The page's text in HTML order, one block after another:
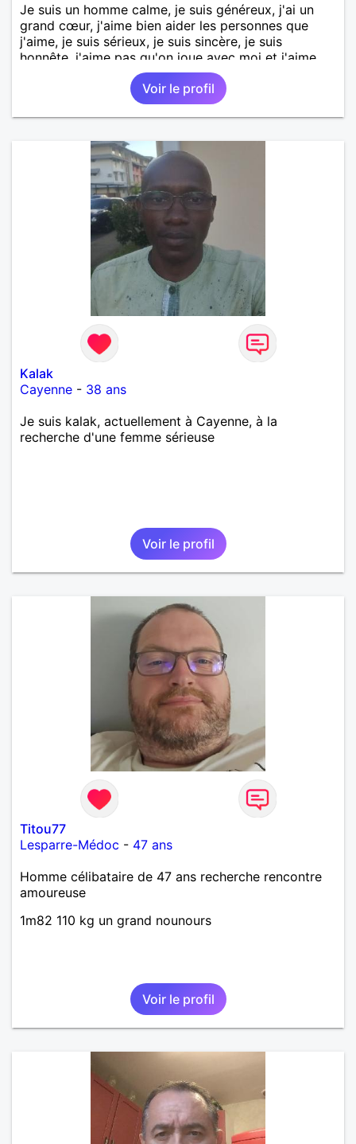
Je suis un homme calme, je suis généreux, j'ai un
grand cœur, j'aime bien aider les personnes que
j'aime, je suis sérieux, je suis sincère, je suis
honnête, j'aime pas qu'on joue avec moi et j'aime
pas les mensonges. Je cherche une relation
amoureuse et sérieuse.Voir le profil
Kalak
Cayenne - 38 ans
Je suis kalak, actuellement à Cayenne, à la
recherche d'une femme sérieuse
Voir le profil
Titou77
Lesparre-Médoc - 47 ans
Homme célibataire de 47 ans recherche rencontre
amoureuse
1m82 110 kg un grand nounours
Voir le profil